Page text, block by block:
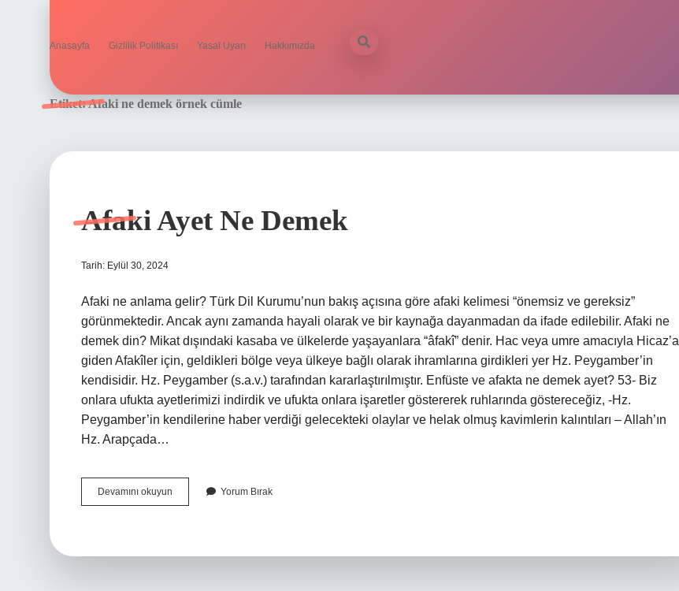
Anasayfa Gizlilik Politikası Yasal Uyarı Hakkımızda
Etiket:Afaki ne demek örnek cümle
Afaki Ayet Ne Demek
Tarih: Eylül 30, 2024
Afaki ne anlama gelir? Türk Dil Kurumu’nun bakış açısına göre afaki kelimesi “önemsiz ve gereksiz”
görünmektedir. Ancak aynı zamanda hayali olarak ve bir kaynağa dayanmadan da ifade edilebilir. Afaki ne
demek din? Mikat dışındaki kasaba ve ülkelerde yaşayanlara “âfakî” denir. Hac veya umre amacıyla Hicaz’a
giden Afakîler için, geldikleri bölge veya ülkeye bağlı olarak ihramlarına girdikleri yer Hz. Peygamber’in
kendisidir. Hz. Peygamber (s.a.v.) tarafından kararlaştırılmıştır. Enfüste ve afakta ne demek ayet? 53- Biz
onlara ufukta ayetlerimizi indirdik ve ufukta onlara işaretler göstererek ruhlarında göstereceğiz, -Hz.
Peygamber’in kendilerine haber verdiği gelecekteki olaylar ve helak olmuş kavimlerin kalıntıları – Allah’ın
Hz. Arapçada…
Devamını okuyun
Ayet
Yorum Bırak